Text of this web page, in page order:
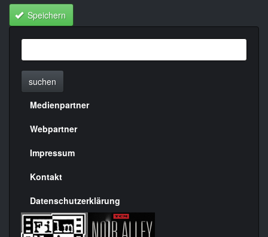
Speichern
suchen
Menülinks
rechte
Seite
Medienpartner
Webpartner
Impressum
Kontakt
Datenschutzerklärung